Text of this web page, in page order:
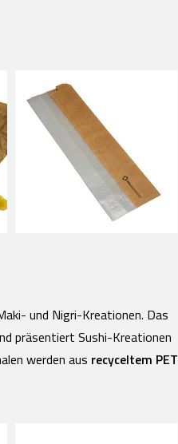
und Nigri-Kreationen. Das
präsentiert Sushi-Kreationen
werden aus recyceltem PET